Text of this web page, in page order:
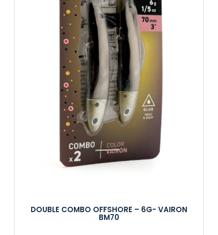
DOUBLE COMBO OFFSHORE – 6G- VAIRON
BM70